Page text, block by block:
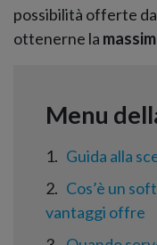
possibilità offerte
ottenerne la
1
Guida alla
2
Cos’è un
vantaggi offre